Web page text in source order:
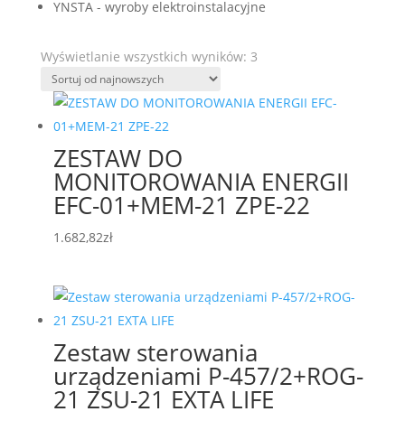
YNSTA - wyroby elektroinstalacyjne
Wyświetlanie wszystkich wyników: 3Posortowane
najnowszych
ZESTAW DO
MONITOROWANIA ENERGII
EFC-01+MEM-21 ZPE-22
1.682,82zł
Zestaw sterowania
urządzeniami P-457/2+ROG-
21 ZSU-21 EXTA LIFE